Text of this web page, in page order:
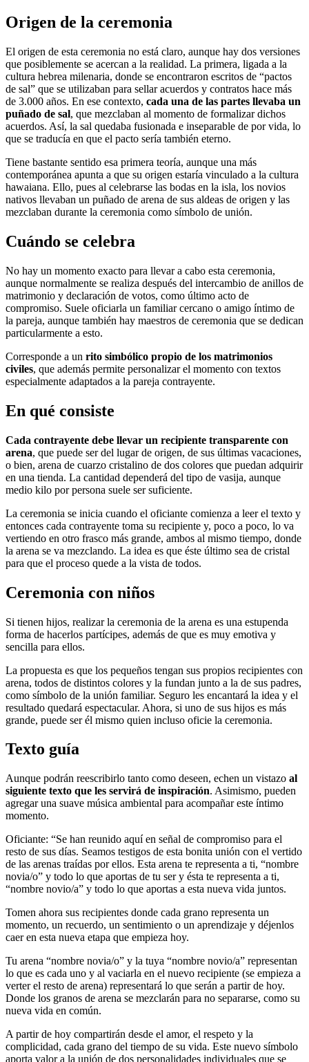
Origen de la ceremonia
El origen de esta ceremonia no está claro, aunque hay dos versiones
que posiblemente se acercan a la realidad. La primera, ligada a la
cultura hebrea milenaria, donde se encontraron escritos de “pactos
de sal” que se utilizaban para sellar acuerdos y contratos hace más
de 3.000 años. En ese contexto, cada una de las partes llevaba un
puñado de sal, que mezclaban al momento de formalizar dichos
acuerdos. Así, la sal quedaba fusionada e inseparable de por vida, lo
que se traducía en que el pacto sería también eterno.
Tiene bastante sentido esa primera teoría, aunque una más
contemporánea apunta a que su origen estaría vinculado a la cultura
hawaiana. Ello, pues al celebrarse las bodas en la isla, los novios
nativos llevaban un puñado de arena de sus aldeas de origen y las
mezclaban durante la ceremonia como símbolo de unión.
Cuándo se celebra
No hay un momento exacto para llevar a cabo esta ceremonia,
aunque normalmente se realiza después del intercambio de anillos de
matrimonio y declaración de votos, como último acto de
compromiso. Suele oficiarla un familiar cercano o amigo íntimo de
la pareja, aunque también hay maestros de ceremonia que se dedican
particularmente a esto.
Corresponde a un rito simbólico propio de los matrimonios
civiles, que además permite personalizar el momento con textos
especialmente adaptados a la pareja contrayente.
En qué consiste
Cada contrayente debe llevar un recipiente transparente con
arena, que puede ser del lugar de origen, de sus últimas vacaciones,
o bien, arena de cuarzo cristalino de dos colores que puedan adquirir
en una tienda. La cantidad dependerá del tipo de vasija, aunque
medio kilo por persona suele ser suficiente.
La ceremonia se inicia cuando el oficiante comienza a leer el texto y
entonces cada contrayente toma su recipiente y, poco a poco, lo va
vertiendo en otro frasco más grande, ambos al mismo tiempo, donde
la arena se va mezclando. La idea es que éste último sea de cristal
para que el proceso quede a la vista de todos.
Ceremonia con niños
Si tienen hijos, realizar la ceremonia de la arena es una estupenda
forma de hacerlos partícipes, además de que es muy emotiva y
sencilla para ellos.
La propuesta es que los pequeños tengan sus propios recipientes con
arena, todos de distintos colores y la fundan junto a la de sus padres,
como símbolo de la unión familiar. Seguro les encantará la idea y el
resultado quedará espectacular. Ahora, si uno de sus hijos es más
grande, puede ser él mismo quien incluso oficie la ceremonia.
Texto guía
Aunque podrán reescribirlo tanto como deseen, echen un vistazo al
siguiente texto que les servirá de inspiración. Asimismo, pueden
agregar una suave música ambiental para acompañar este íntimo
momento.
Oficiante: “Se han reunido aquí en señal de compromiso para el
resto de sus días. Seamos testigos de esta bonita unión con el vertido
de las arenas traídas por ellos. Esta arena te representa a ti, “nombre
novia/o” y todo lo que aportas de tu ser y ésta te representa a ti,
“nombre novio/a” y todo lo que aportas a esta nueva vida juntos.
Tomen ahora sus recipientes donde cada grano representa un
momento, un recuerdo, un sentimiento o un aprendizaje y déjenlos
caer en esta nueva etapa que empieza hoy.
Tu arena “nombre novia/o” y la tuya “nombre novio/a” representan
lo que es cada uno y al vaciarla en el nuevo recipiente (se empieza a
verter el resto de arena) representará lo que serán a partir de hoy.
Donde los granos de arena se mezclarán para no separarse, como su
nueva vida en común.
A partir de hoy compartirán desde el amor, el respeto y la
complicidad, cada grano del tiempo de su vida. Este nuevo símbolo
aporta valor a la unión de dos personalidades individuales que se